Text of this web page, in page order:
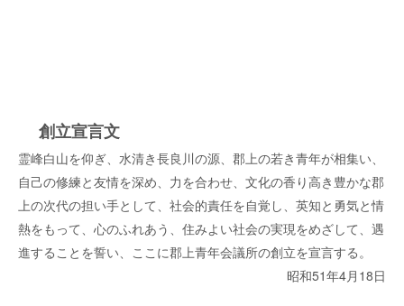
創立宣言文
霊峰白山を仰ぎ、水清き長良川の源、郡上の若き青年が相集い、
自己の修練と友情を深め、力を合わせ、文化の香り高き豊かな郡
上の次代の担い手として、 社会的責任を自覚し、英知と勇気と情
熱をもって、心のふれあう、住みよい社会の実現をめざして、遇
進することを誓い、ここに郡上青年会議所の創立を宣言する。
昭和51年4月18日